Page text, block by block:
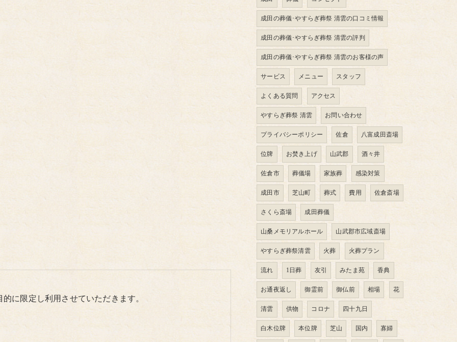
に限定し利用させていただきます。
成田の葬儀･やすらぎ葬祭 清雲の口コミ情報
成田の葬儀･やすらぎ葬祭 清雲の評判
成田の葬儀･やすらぎ葬祭 清雲のお客様の声
サービス メニュー スタッフ
よくある質問 アクセス
やすらぎ葬祭 清雲 お問い合わせ
プライバシーポリシー 佐倉 八富成田斎場
位牌 お焚き上げ 山武郡 酒々井
佐倉市 葬儀場 家族葬 感染対策
成田市 芝山町 葬式 費用 佐倉斎場
さくら斎場 成田葬儀
山桑メモリアルホール 山武郡市広域斎場
やすらぎ葬祭清雲 火葬 火葬プラン
流れ 1日葬 友引 みたま苑 香典
お通夜返し 御霊前 御仏前 相場 花
清雲 供物 コロナ 四十九日
白木位牌 本位牌 芝山 国内 寡婦